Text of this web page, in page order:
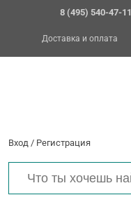
8 (495) 540-47-11
Доставка и оплата
Вход / Регистрация